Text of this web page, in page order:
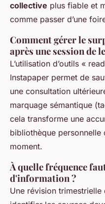
collective plus fiable et
comme passer d’une
Comment gérer le
après une session de
L’utilisation d’outils «
Instapaper permet de
une consultation
marquage sémantique
cela transforme une
bibliothèque
moment.
À quelle fréquence
d'information ?
Une révision